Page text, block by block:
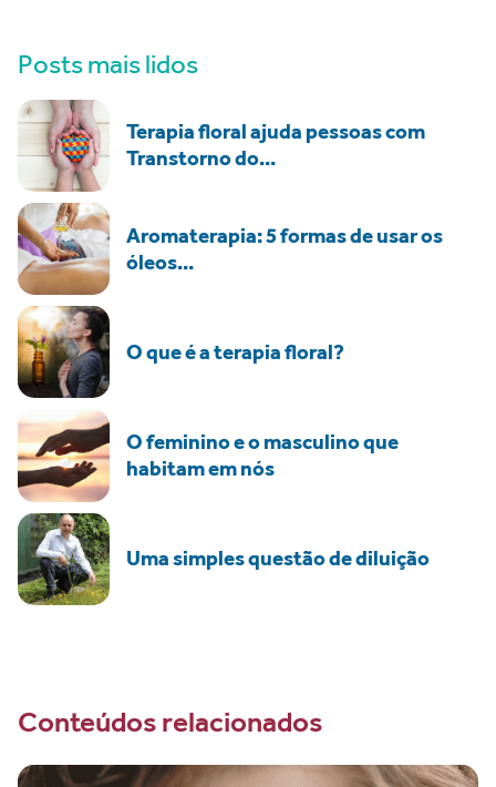
Posts mais lidos
Terapia floral ajuda pessoas com
Transtorno do...
Aromaterapia: 5 formas de usar os
óleos...
O que é a terapia floral?
O feminino e o masculino que
habitam em nós
Uma simples questão de diluição
Conteúdos relacionados